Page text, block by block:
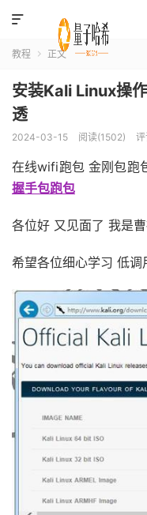

教程  正文
安装Kali Linux操
透
2024-03-15 阅读(1502)
在线wifi跑包 金刚包跑
握手包跑包
各位好 又见面了 我是
希望各位细心学习 低调